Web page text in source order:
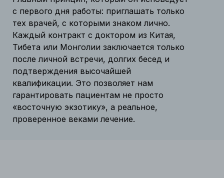
с первого дня работы: приглашать только
тех врачей, с которыми знаком лично.
Каждый контракт с доктором из Китая,
Тибета или Монголии заключается только
после личной встречи, долгих бесед и
подтверждения высочайшей
квалификации. Это позволяет нам
гарантировать пациентам не просто
«восточную экзотику», а реальное,
проверенное веками лечение.